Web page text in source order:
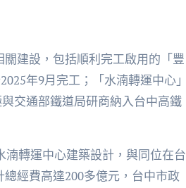
建設，包括順利完工啟用的「豐
年9月完工；「水湳轉運中心」
交通部鐵道局研商納入台中高鐵
轉運中心建築設計，與同位在台
經費高達200多億元，台中市政